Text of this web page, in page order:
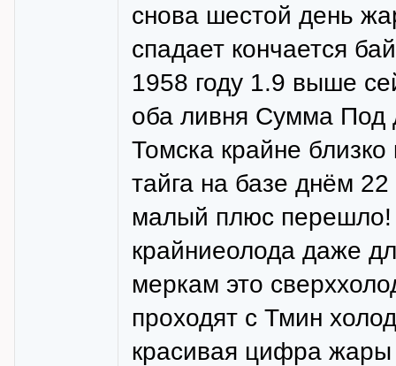
снова шестой день
спадает кончается
1958 году 1.9 выше
оба ливня Сумма Под
Томска крайне
тайга на базе днём
малый плюс перешло!
крайниеолода даже
меркам это
проходят с Тмин
красивая цифра жары